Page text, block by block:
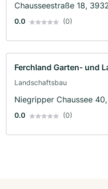
Chausseestraße 18,
0.0 (0)
Ferchland Garten- und
Landschaftsbau
Niegripper Chaussee
0.0 (0)